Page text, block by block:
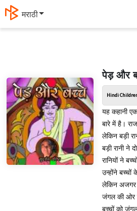
मराठी
पेड़ और
Hindi
यह कहानी
बारे में है।
लेकिन बड़ी
बड़ी रानी ने
रानियों ने
उन्होंने बच्चों
लेकिन अजगर
जंगल की ओर
बच्चों को